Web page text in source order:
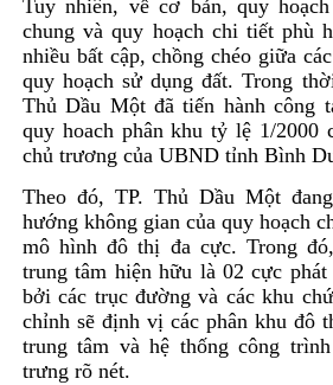
Tuy nhiên, về cơ bản, quy
chung và quy hoạch chi tiết phù
nhiều bất cập, chồng chéo giữa
quy hoạch sử dụng đất. Trong
Thủ Dầu Một đã tiến hành công
quy hoach phân khu tỷ lệ 1/2000
chủ trương của UBND tỉnh Bình
Theo đó, TP. Thủ Dầu Một
hướng không gian của quy hoạch
mô hình đô thị đa cực. Trong
trung tâm hiện hữu là 02 cực
bởi các trục đường và các khu
chỉnh sẽ định vị các phân khu đô
trung tâm và hệ thống công
trưng rõ nét.